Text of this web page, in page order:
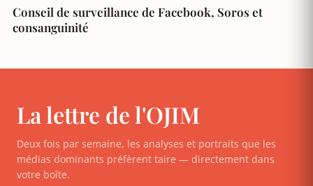
Conseil de surveillance de Facebook, Soros et
consanguinité
La lettre de l'OJIM
Deux fois par semaine, les analyses et portraits que les
médias dominants préfèrent taire — directement dans
votre boîte.